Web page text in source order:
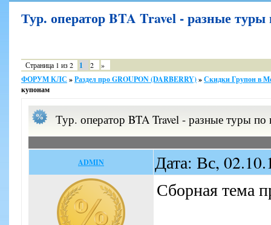
Тур. оператор BTA Travel - разные
Страница 1 из2 1 2 »
ФОРУМ КЛС »Раздел про GROUPON (DARBERRY)»Скидки Групон в
купонам
Тур. оператор BTA Travel - разные туры по
ADMIN Дата: Вс,
Сборная тема